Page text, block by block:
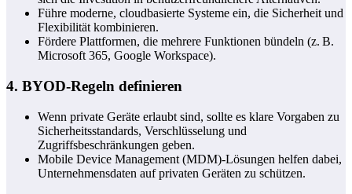
Führe moderne, cloudbasierte Systeme ein, die Sicherheit und
Flexibilität kombinieren.
Fördere Plattformen, die mehrere Funktionen bündeln (z. B.
Microsoft 365, Google Workspace).
4. BYOD-Regeln definieren
Wenn private Geräte erlaubt sind, sollte es klare Vorgaben zu
Sicherheitsstandards, Verschlüsselung und
Zugriffsbeschränkungen geben.
Mobile Device Management (MDM)-Lösungen helfen dabei,
Unternehmensdaten auf privaten Geräten zu schützen.